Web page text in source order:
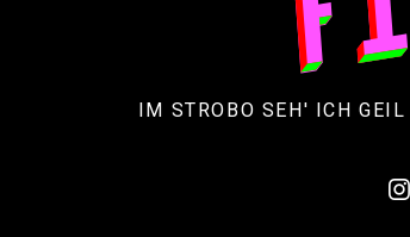
IM STROBO SEH' ICH